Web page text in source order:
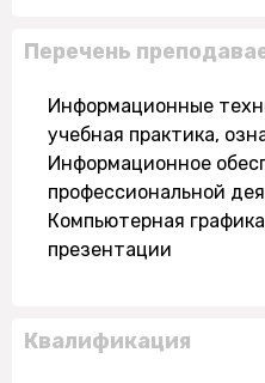
Перечень
Информационные
учебная практика,
Информационное
профессиональной
Компьютерная
презентации
Квалификация